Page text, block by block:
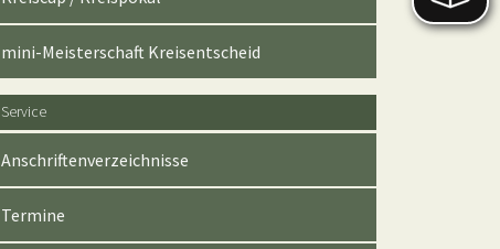
mini-Meisterschaft Kreisentscheid
Service
Anschriftenverzeichnisse
Termine